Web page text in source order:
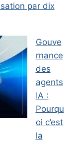
par dix
Gouve
rnance
des
agents
IA :
Pourqu
oi c’est
la